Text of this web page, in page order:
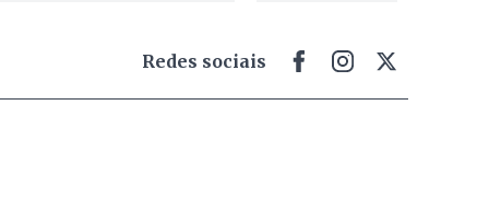
Redes sociais